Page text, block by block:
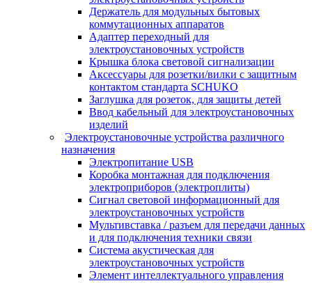
Держатель для модульных бытовых
коммутационных аппаратов
Адаптер переходный для
электроустановочных устройств
Крышка блока световой сигнализации
Аксессуары для розетки/вилки с защитным
контактом стандарта SCHUKO
Заглушка для розеток, для защиты детей
Ввод кабельный для электроустановочных
изделий
Электроустановочные устройства различного
назначения
Электропитание USB
Коробка монтажная для подключения
электроприборов (электроплиты)
Сигнал световой информационный для
электроустановочных устройств
Мультивставка / разъем для передачи данных
и для подключения техники связи
Система акустическая для
электроустановочных устройств
Элемент интеллектуального управления